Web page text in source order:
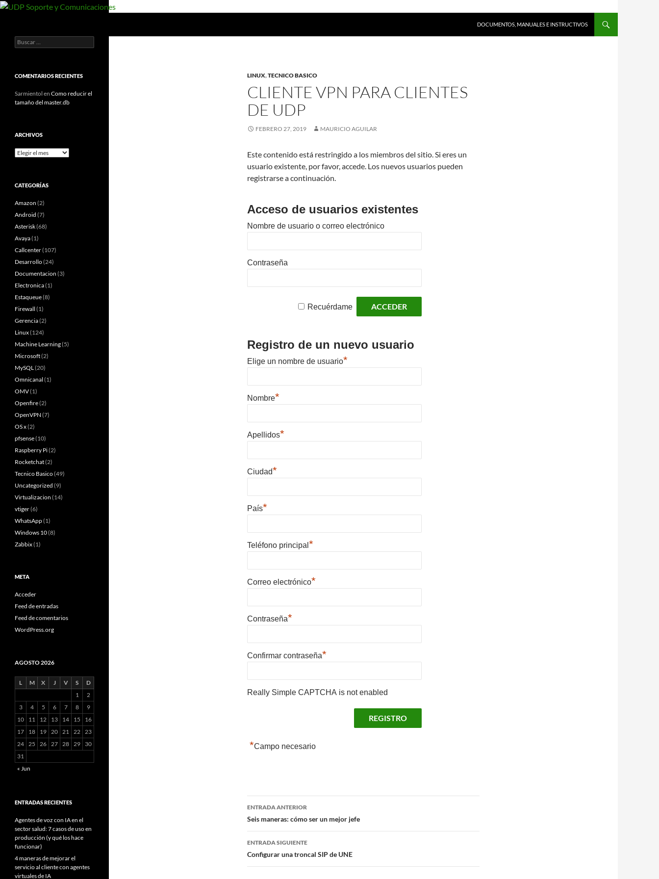
Saltar
DOCUMENTOS, MANUALES E INSTRUCTIVOS
LINUX,TECNICO BASICO
CLIENTE VPN PARA CLIENTES
DE UDP
FEBRERO 27, 2019 MAURICIO AGUILAR
Este contenido está restringido a los miembros del sitio. Si eres un
usuario existente, por favor, accede. Los nuevos usuarios pueden
registrarse a continuación.
Acceso de usuarios existentes
Nombre de usuario o correo electrónico
Contraseña
Recuérdame
Registro de un nuevo usuario
Elige un nombre de usuario*
Nombre*
Apellidos*
Ciudad*
País*
Teléfono principal *
Correo electrónico*
Contraseña*
Confirmar contraseña*
Really Simple CAPTCHA is not enabled
*Campo necesario
Navegación
de
entradas
ENTRADA ANTERIOR
Seis maneras: cómo ser un mejor jefe
ENTRADA SIGUIENTE
Configurar una troncal SIP de UNE
Documentos y manuales de UDP
Buscar:
COMENTARIOS RECIENTES
Sarmientol en Como reducir el
tamaño del master.db
ARCHIVOS
Archivos
CATEGORÍAS
Amazon (2)
Android (7)
Asterisk(68)
Avaya(1)
Callcenter(107)
Desarrollo(24)
Documentacion (3)
Electronica(1)
Estaqueue(8)
Firewall (1)
Gerencia(2)
Linux(124)
Machine Learning(5)
Microsoft(2)
MySQL (20)
Omnicanal (1)
OMV(1)
Openfire(2)
OpenVPN (7)
OS x(2)
pfsense(10)
Raspberry Pi(2)
Rocketchat(2)
Tecnico Basico(49)
Uncategorized (9)
Virtualizacion (14)
vtiger(6)
WhatsApp(1)
Windows 10(8)
Zabbix(1)
META
Acceder
Feed de entradas
Feed de comentarios
WordPress.org
AGOSTO 2026
L M X J V S
D
1
2
3
4 5 6 7 8
9
10
11 12 13 14 15
16
17
18 19 20 21 22
23
24
25 26 27 28 29
30
31
« Jun
ENTRADAS RECIENTES
Agentes de voz con IA en el
sector salud: 7 casos de uso en
producción (y qué los hace
funcionar)
4 maneras de mejorar el
servicio al cliente con agentes
virtuales de IA